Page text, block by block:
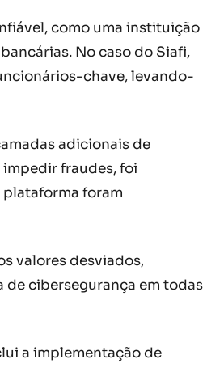
como uma instituição
No caso do Siafi,
chave, levando-
adicionais de
fraudes, foi
foram
valores desviados,
de cibersegurança em todas
a implementação de